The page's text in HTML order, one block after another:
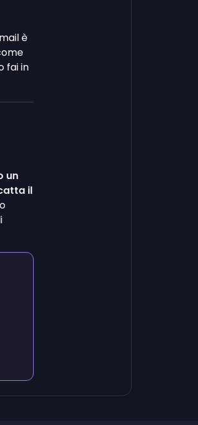
è
fai in
un
il